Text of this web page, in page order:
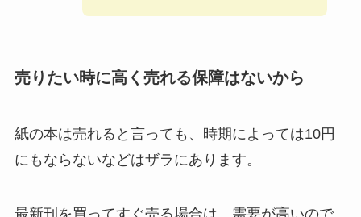
売りたい時に高く売れる保障はないから
紙の本は売れると言っても、時期によっては10円
にもならないなどはザラにあります。